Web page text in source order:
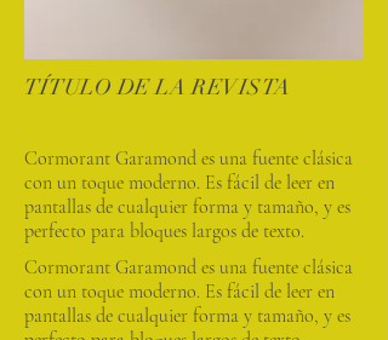
TÍTULO DE LA REVISTA
Cormorant Garamond es una fuente clásica
con un toque moderno. Es fácil de leer en
pantallas de cualquier forma y tamaño, y es
perfecto para bloques largos de texto.
Cormorant Garamond es una fuente clásica
con un toque moderno. Es fácil de leer en
pantallas de cualquier forma y tamaño, y es